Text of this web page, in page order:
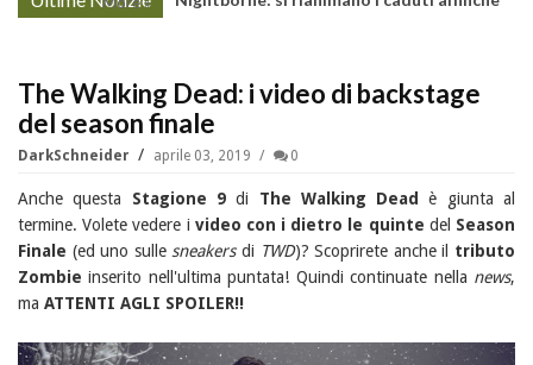
The Walking Dead: i video di backstage
del season finale
DarkSchneider aprile 03, 2019 0
Anche questa Stagione 9di The Walking Dead
è giunta al
termine. Volete vedere i video con i dietro le quinte del Season
Finale (ed uno sullesneakersdi TWD)? Scoprirete anche il tributo
Zombie inserito nell'ultima puntata! Quindi continuate nella news,
ma ATTENTI AGLI SPOILER!!